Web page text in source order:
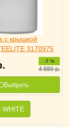
c крышкой
3170975
-7 %
4 880р.
Выбрать
WHITE